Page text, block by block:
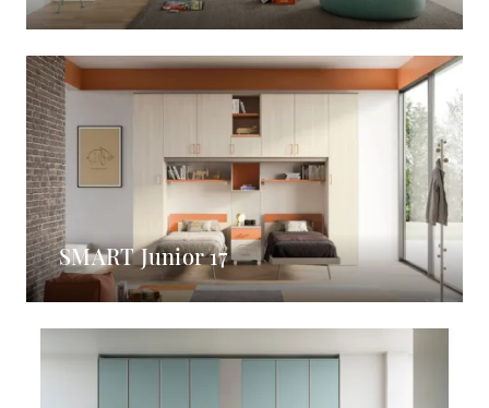
SMART Junior 17